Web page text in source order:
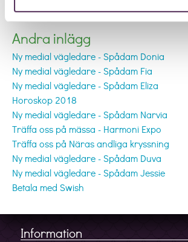
Andra inlägg
Ny medial vägledare - Spådam Donia
Ny medial vägledare - Spådam Fia
Ny medial vägledare - Spådam Eliza
Horoskop 2018
Ny medial vägledare - Spådam Narvia
Träffa oss på mässa - Harmoni Expo
Träffa oss på Näras andliga kryssning
Ny medial vägledare - Spådam Duva
Ny medial vägledare - Spådam Jessie
Betala med Swish
Information